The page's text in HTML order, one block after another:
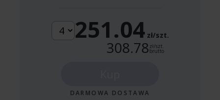
251.04 zł/szt.
308.78 zł/szt.
brutto
DARMOWA DOSTAWA